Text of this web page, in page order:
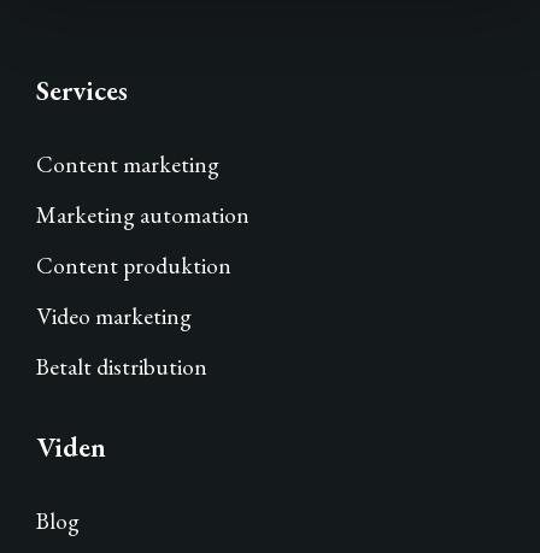
Services
Content marketing
Marketing automation
Content produktion
Video marketing
Betalt distribution
Viden
Blog